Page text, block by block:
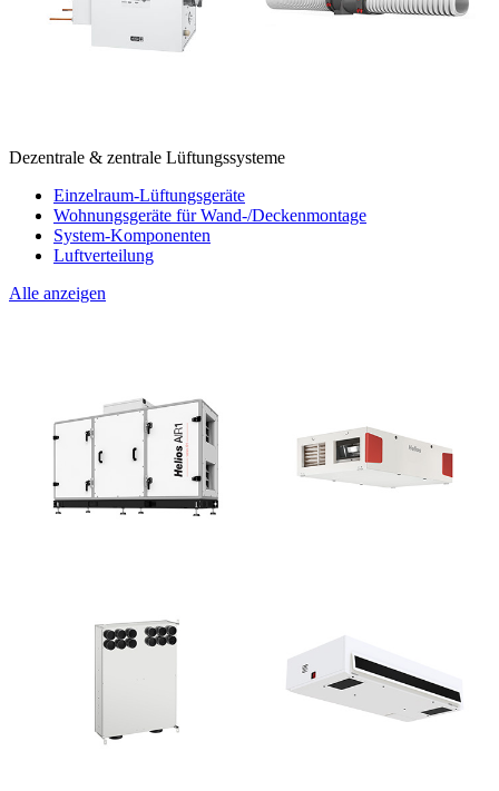
Dezentrale & zentrale Lüftungssysteme
Einzelraum-Lüftungsgeräte
Wohnungsgeräte für Wand-/Deckenmontage
System-Komponenten
Luftverteilung
Alle anzeigen